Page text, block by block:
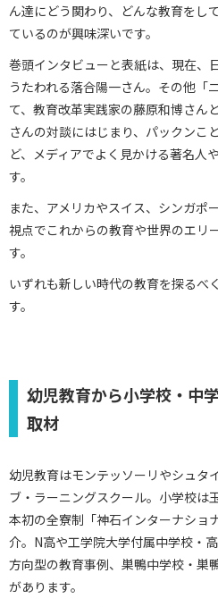
ん達にどう関わり、どんな教育をし
ているのが興味深いです。
巻頭インタビューと表紙は、現在、
うたわれる落合陽一さん。その他「
て、教育改革実践家の藤原和博さん
さんの対談にはじまり、パックンこ
ど、メディアでよく見かける著名人
す。
また、アメリカやスイス、シンガポ
視点でこれからの教育や世界のエリ
す。
いずれも新しい時代の教育を探るべ
す。
幼児教育から小学校・中
取材
幼児教育はモンテッソーリやシュタ
ブ・ラーニングスクール。小学校は
本初の全寮制「神石インターナショ
介。N高や工学院大学付属中学校・
方向型の教育事例、巣鴨中学校・巣
があります。